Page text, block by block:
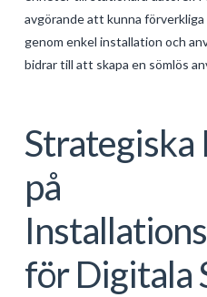
avgörande att kunna
genom enkel installation och
bidrar till att skapa en sömlös
Strategiska
på
för Digitala